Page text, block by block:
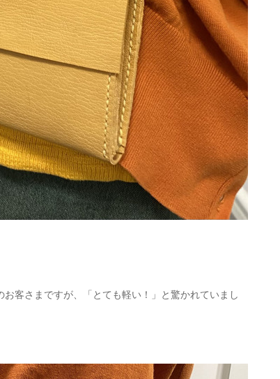
客さまですが、「とても軽い！」と驚かれていまし